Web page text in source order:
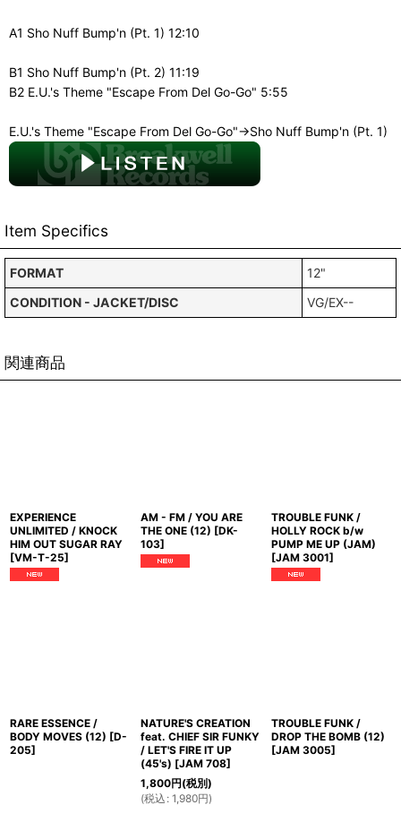
A1 Sho Nuff Bump'n (Pt. 1) 12:10
B1 Sho Nuff Bump'n (Pt. 2) 11:19
B2 E.U.'s Theme "Escape From Del Go-Go" 5:55
E.U.'s Theme "Escape From Del Go-Go"→Sho Nuff Bump'n (Pt. 1)
Item Specifics
FORMAT
12"
CONDITION - JACKET/DISC
VG/EX--
関連商品
EXPERIENCE
UNLIMITED / KNOCK
HIM OUT SUGAR RAY
[VM-T-25]
AM - FM / YOU ARE
THE ONE (12) [DK-
103]
TROUBLE FUNK /
HOLLY ROCK b/w
PUMP ME UP (JAM)
[JAM 3001]
RARE ESSENCE /
BODY MOVES (12) [D-
205]
NATURE'S CREATION
feat. CHIEF SIR FUNKY
/ LET'S FIRE IT UP
(45's) [JAM 708]
1,800円(税別)
(税込 : 1,980円)
TROUBLE FUNK /
DROP THE BOMB (12)
[JAM 3005]